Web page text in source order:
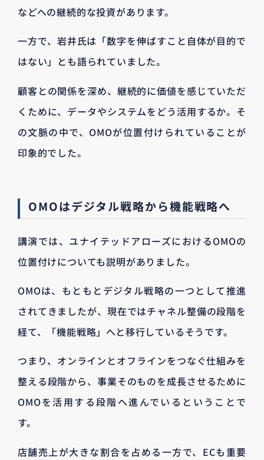
などへの継続的な投資があります。
一方で、岩井氏は「数字を伸ばすこと自体が目的で
はない」とも語られていました。
顧客との関係を深め、継続的に価値を感じていただ
くために、データやシステムをどう活用するか。そ
の文脈の中で、OMOが位置付けられていることが
印象的でした。
OMOはデジタル戦略から機能戦略へ
講演では、ユナイテッドアローズにおけるOMOの
位置付けについても説明がありました。
OMOは、もともとデジタル戦略の一つとして推進
されてきましたが、現在ではチャネル整備の段階を
経て、「機能戦略」へと移行しているそうです。
つまり、オンラインとオフラインをつなぐ仕組みを
整える段階から、事業そのものを成長させるために
OMOを活用する段階へ進んでいるということで
す。
店舗売上が大きな割合を占める一方で、ECも重要